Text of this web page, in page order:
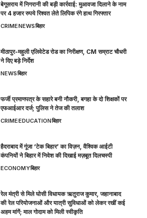
बेगूसराय में निगरानी की बड़ी कार्रवाई: मुआवजा दिलाने के नाम
पर 4 हजार रुपये रिश्वत लेते लिपिक रंगे हाथ गिरफ्तार
CRIMENEWSबिहार
मीठापुर-महुली एलिवेटेड रोड का निरीक्षण, CM सम्राट चौधरी
ने दिए बड़े निर्देश
NEWSबिहार
फर्जी प्रमाणपत्र के सहारे बनी नौकरी, बगहा के दो शिक्षकों पर
एफआईआर दर्ज; पुलिस ने तेज की तलाश
CRIMEEDUCATIONबिहार
हैदराबाद में गूंजा ‘टेक बिहार’ का विज़न, वैश्विक आईटी
कंपनियों ने बिहार में निवेश की दिखाई मज़बूत दिलचस्पी
ECONOMYबिहार
रेल मंत्री से मिले घोसी विधायक ऋतुराज कुमार, जहानाबाद
की रेल परियोजनाओं और यात्री सुविधाओं को लेकर रखीं कई
अहम मांगें; माल गोदाम को मिली स्वीकृति